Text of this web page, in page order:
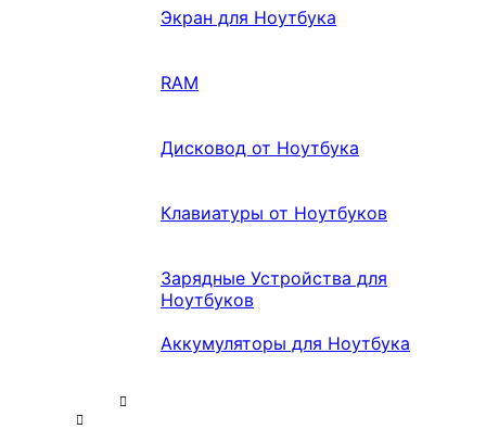
Экран для Ноутбука
RAM
Дисковод от Ноутбука
Клавиатуры от Ноутбуков
Зарядные Устройства для
Ноутбуков
Аккумуляторы для Ноутбука